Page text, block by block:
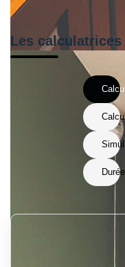
Les calculatrices